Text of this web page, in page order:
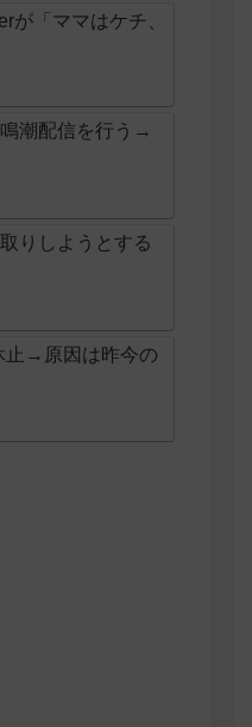
が「ママはケチ、
潮配信を行う→
りしようとする
止→原因は昨今の